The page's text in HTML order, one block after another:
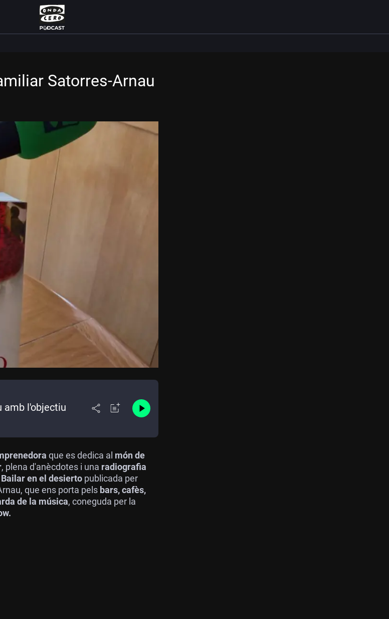
Satorres-Arnau
amb l'objectiu
que es dedica al món de
, plena d'anècdotes i una radiografia
Bailar en el desierto publicada per
que ens porta pels bars, cafès,
de la música, coneguda per la